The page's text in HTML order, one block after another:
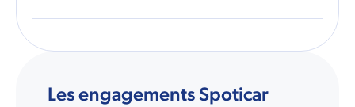
Les engagements Spoticar